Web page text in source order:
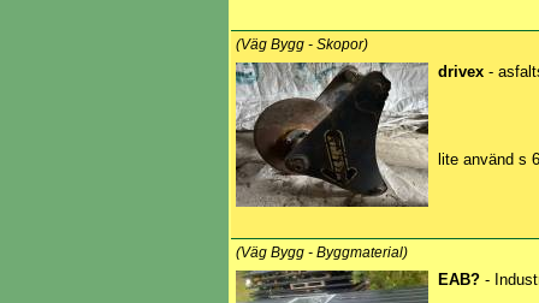
(Väg Bygg - Skopor)
drivex -
lite använd s
(Väg Bygg - Byggmaterial)
EAB? -